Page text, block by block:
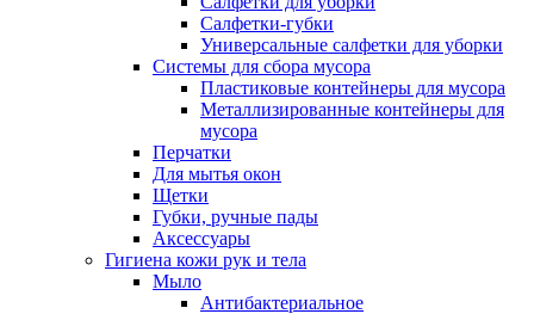
Салфетки-губки
Универсальные салфетки для уборки
Системы для сбора мусора
Пластиковые контейнеры для мусора
Металлизированные контейнеры для
мусора
Перчатки
Для мытья окон
Щетки
Губки, ручные пады
Аксессуары
Гигиена кожи рук и тела
Мыло
Антибактериальное